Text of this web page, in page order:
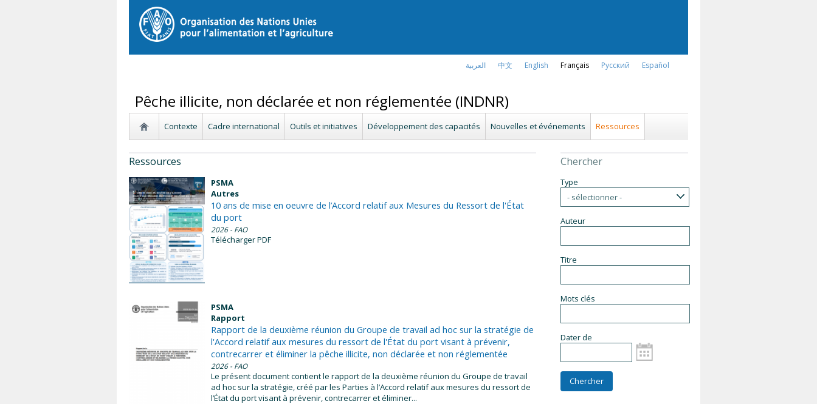
العربية 中文 English Français Русский Español
Pêche illicite, non déclarée et non réglementée (INDNR)
Contexte Cadre international Outils et initiatives Développement des capacités Nouvelles et événements Ressources
Ressources
PSMA
Autres
10 ans de mise en oeuvre de l’Accord relatif aux Mesures du Ressort de l'État
du port
2026- FAO
Télécharger PDF
PSMA
Rapport
Rapport de la deuxième réunion du Groupe de travail ad hoc sur la stratégie de
l'Accord relatif aux mesures du ressort de l'État du port visant à prévenir,
contrecarrer et éliminer la pêche illicite, non déclarée et non réglementée
2026- FAO
Le présent document contient le rapport de la deuxième réunion du Groupe de travail
ad hoc sur la stratégie, créé par les Parties à l’Accord relatif aux mesures du ressort de
l’État du port visant à prévenir, contrecarrer et éliminer...
Chercher
Type
- sélectionner -
Auteur
Titre
Mots clés
Dater de